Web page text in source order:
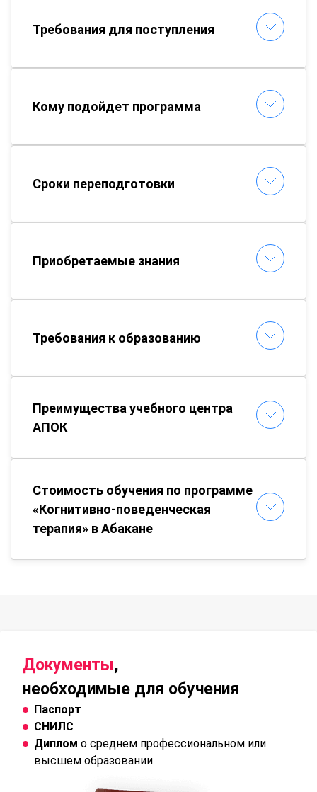
Требования для поступления
Кому подойдет программа
Сроки переподготовки
Приобретаемые знания
Требования к образованию
Преимущества учебного центра
АПОК
Стоимость обучения по программе
«Когнитивно-поведенческая
терапия» в Абакане
Документы,
необходимые для обучения
Паспорт
СНИЛС
Диплом о среднем профессиональном или
высшем образовании